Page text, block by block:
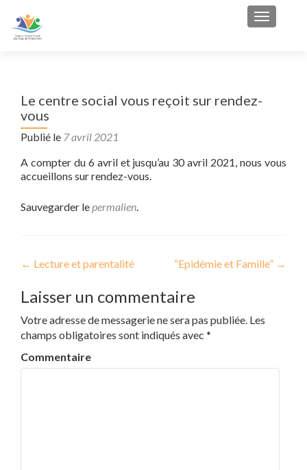
Afficher/
Le centre social vous reçoit sur rendez-
vous
Publié le 7 avril 2021
A compter du 6 avril et jusqu’au 30 avril 2021, nous vous
accueillons sur rendez-vous.
Sauvegarder lepermalien.
← Lecture et parentalité “Epidémie et Famille” →
Laisser un commentaire
Votre adresse de messagerie ne sera pas publiée. Les
champs obligatoires sont indiqués avec *
Commentaire